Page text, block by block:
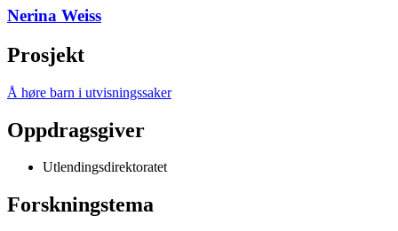
Nerina Weiss
Prosjekt
Å høre barn i utvisningssaker
Oppdragsgiver
Utlendingsdirektoratet
Forskningstema